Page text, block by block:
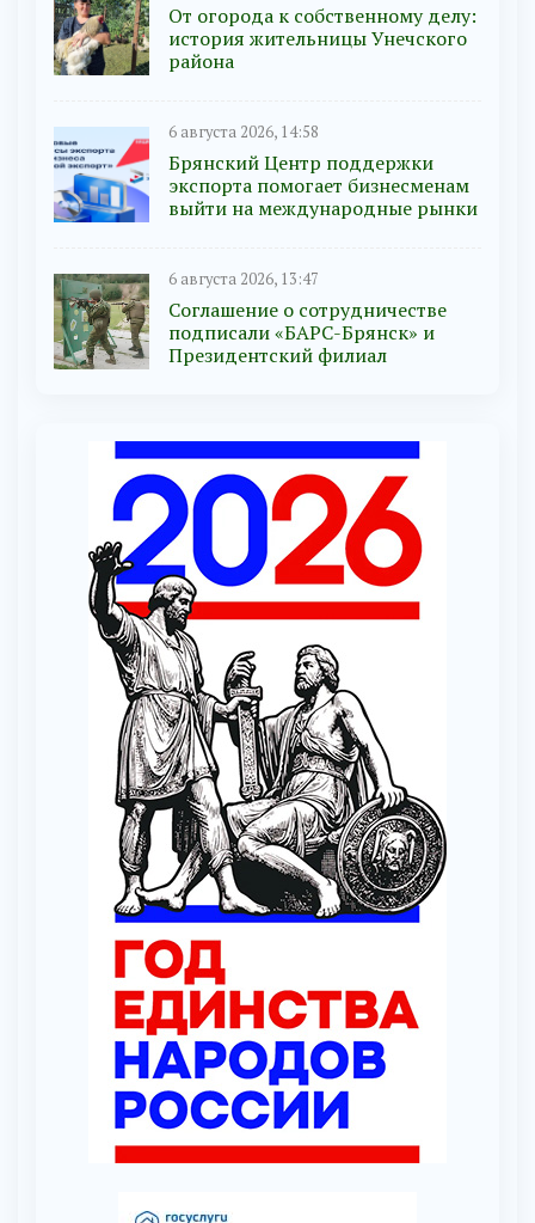
От огорода к собственному делу:
история жительницы Унечского
района
6 августа 2026, 14:58
Брянский Центр поддержки
экспорта помогает бизнесменам
выйти на международные рынки
6 августа 2026, 13:47
Соглашение о сотрудничестве
подписали «БАРС-Брянск» и
Президентский филиал